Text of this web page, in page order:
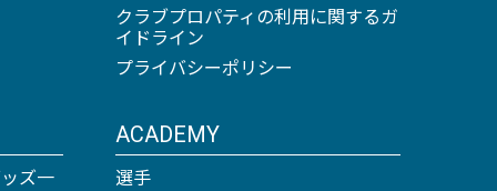
ズ一
ACADEMY
選手
クラブプロパティの利用に関するガ
イドライン
プライバシーポリシー